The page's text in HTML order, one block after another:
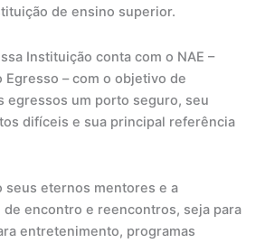
de ensino superior.
Instituição conta com o NAE –
Egresso – com o objetivo de
egressos um porto seguro, seu
difíceis e sua principal referência
seus eternos mentores e a
de encontro e reencontros, seja para
entretenimento, programas